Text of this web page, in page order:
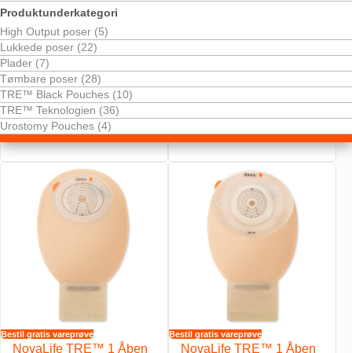
Produktunderkategori
High Output poser (5)
Lukkede poser (22)
Plader (7)
Tømbare poser (28)
TRE™ Black Pouches (10)
TRE™ Teknologien (36)
Urostomy Pouches (4)
Bestil gratis vareprøve
NovaLife TRE™ 1 Lukket
Convex Midi
Bestil gratis vareprøve
NovaLife TRE™ 1 Lukket
Maxi
Bestil gratis vareprøve
NovaLife TRE™ 1 Åben
Bestil gratis vareprøve
NovaLife TRE™ 1 Åben